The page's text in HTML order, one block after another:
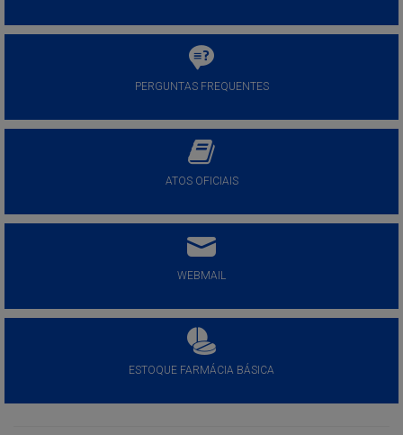
PERGUNTAS FREQUENTES
ATOS OFICIAIS
WEBMAIL
ESTOQUE FARMÁCIA BÁSICA